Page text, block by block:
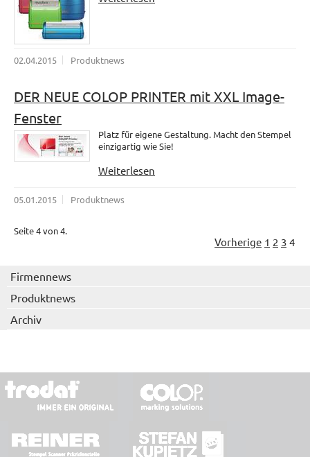
02.04.2015 Produktnews
DER NEUE COLOP PRINTER mit XXL Image-
Fenster
Platz für eigene Gestaltung. Macht den Stempel
einzigartig wie Sie!
Weiterlesen
05.01.2015 Produktnews
Seite 4 von 4.
Vorherige 1 2 3 4
Firmennews
Produktnews
Archiv